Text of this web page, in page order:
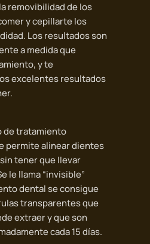
removibilidad de los
y cepillarte los
Los resultados son
a medida que
y te
excelentes resultados
de tratamiento
permite alinear dientes
tener que llevar
le llama “invisible”
dental se consigue
transparentes que
extraer y que son
cada 15 días.